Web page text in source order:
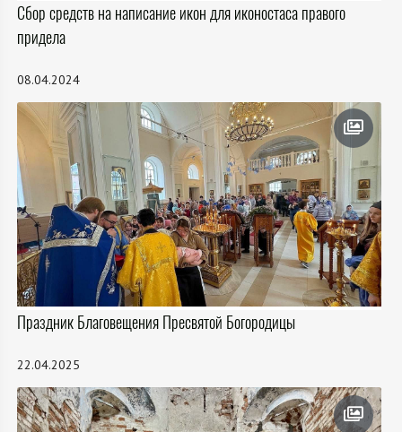
Сбор средств на написание икон для иконостаса правого
придела
08.04.2024
Праздник Благовещения Пресвятой Богородицы
22.04.2025